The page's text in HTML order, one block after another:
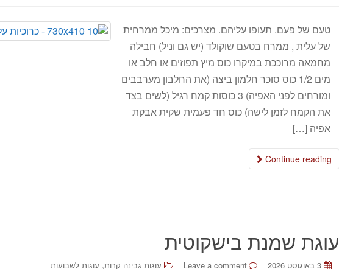
טעם של פעם. תעופו עליהם. מצרכים: מיכל ממרחית
של עלית , ממרח בטעם שוקולד (יש גם וניל) חבילה
מחמאה מרוככת במיקרו כוס מיץ תפוזים או חלב או
מים 1/2 כוס סוכר חלמון ביצה (את החלבון מערבבים
ומורחים לפני האפיה) 3 כוסות קמח רגיל (לשים בצד
את הקמח לזמן לישה) כוס חד פעמית שקית אבקת
אפיה […]
Continue reading
עוגת שמנת בישקוטית
3 באוגוסט 2026 Leave a comment עוגות גבינה קרות, עוגות לשבועות